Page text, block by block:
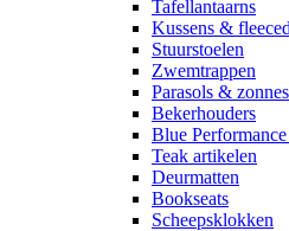
Tafellantaarns
Kussens &
Stuurstoelen
Zwemtrappen
Parasols &
Bekerhouders
Blue
Teak artikelen
Deurmatten
Bookseats
Scheepsklokken